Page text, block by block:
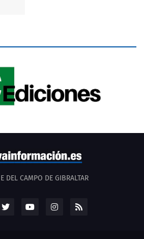
DEL CAMPO DE GIBRALTAR